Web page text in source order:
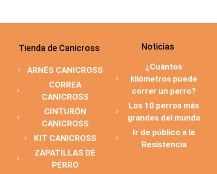
Tienda de Canicross
ARNÉS CANICROSS
CORREA
CANICROSS
CINTURÓN
CANICROSS
KIT CANICROSS
ZAPATILLAS DE
PERRO
Noticias
¿Cuántos
kilómetros puede
correr un perro?
Los 10 perros más
grandes del mundo
Ir de público a la
Resistencia